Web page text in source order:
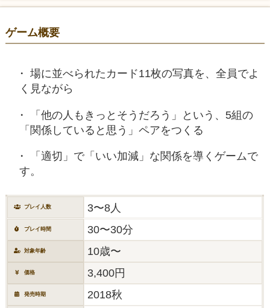
ゲーム概要
場に並べられたカード11枚の写真を、全員でよ
く見ながら
「他の人もきっとそうだろう」という、5組の
「関係していると思う」ペアをつくる
「適切」で「いい加減」な関係を導くゲームで
す。
プレイ人数 3〜8人
プレイ時間 30〜30分
対象年齢 10歳〜
価格 3,400円
発売時期 2018秋